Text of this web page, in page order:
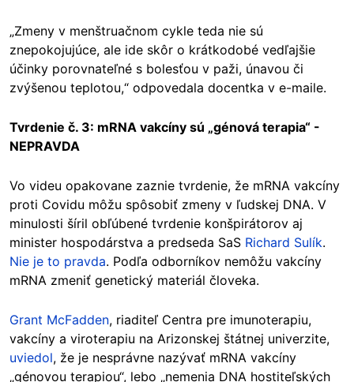
„Zmeny v menštruačnom cykle teda nie sú
znepokojujúce, ale ide skôr o krátkodobé vedľajšie
účinky porovnateľné s bolesťou v paži, únavou či
zvýšenou teplotou,“ odpovedala docentka v e-maile.
Tvrdenie č. 3: mRNA vakcíny sú „génová terapia“ -
NEPRAVDA
Vo videu opakovane zaznie tvrdenie, že mRNA vakcíny
proti Covidu môžu spôsobiť zmeny v ľudskej DNA. V
minulosti šíril obľúbené tvrdenie konšpirátorov aj
minister hospodárstva a predseda SaS Richard Sulík.
Nie je to pravda. Podľa odborníkov nemôžu vakcíny
mRNA zmeniť genetický materiál človeka.
Grant McFadden, riaditeľ Centra pre imunoterapiu,
vakcíny a viroterapiu na Arizonskej štátnej univerzite,
uviedol, že je nesprávne nazývať mRNA vakcíny
„génovou terapiou“, lebo „nemenia DNA hostiteľských